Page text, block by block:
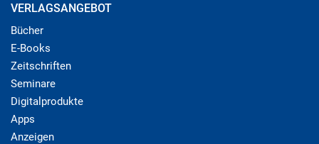
VERLAGSANGEBOT
Bücher
E-Books
Zeitschriften
Seminare
Digitalprodukte
Apps
Anzeigen